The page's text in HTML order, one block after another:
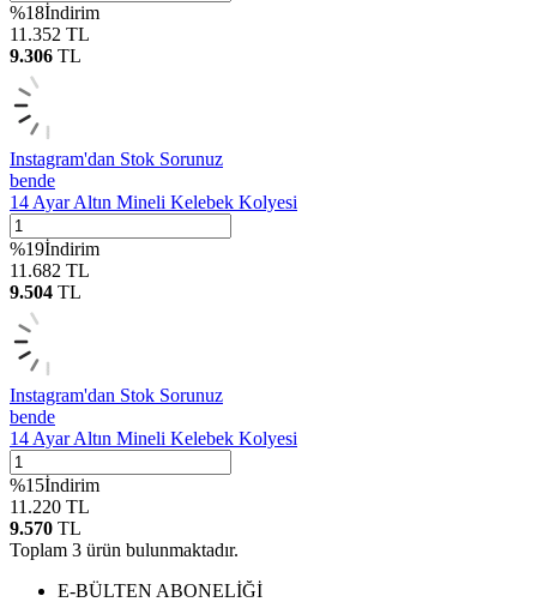
%18İndirim
11.352 TL
9.306 TL
Instagram'dan Stok Sorunuz
bende
14 Ayar Altın Mineli Kelebek Kolyesi
%19İndirim
11.682 TL
9.504 TL
Instagram'dan Stok Sorunuz
bende
14 Ayar Altın Mineli Kelebek Kolyesi
%15İndirim
11.220 TL
9.570 TL
Toplam 3 ürün bulunmaktadır.
E-BÜLTEN ABONELİĞİ